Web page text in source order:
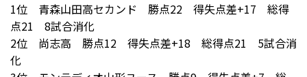
1位 青森山田高セカンド 勝点22 得失点差+17 総得
点21 8試合消化
2位 尚志高 勝点12 得失点差+18 総得点21 5試合消
化